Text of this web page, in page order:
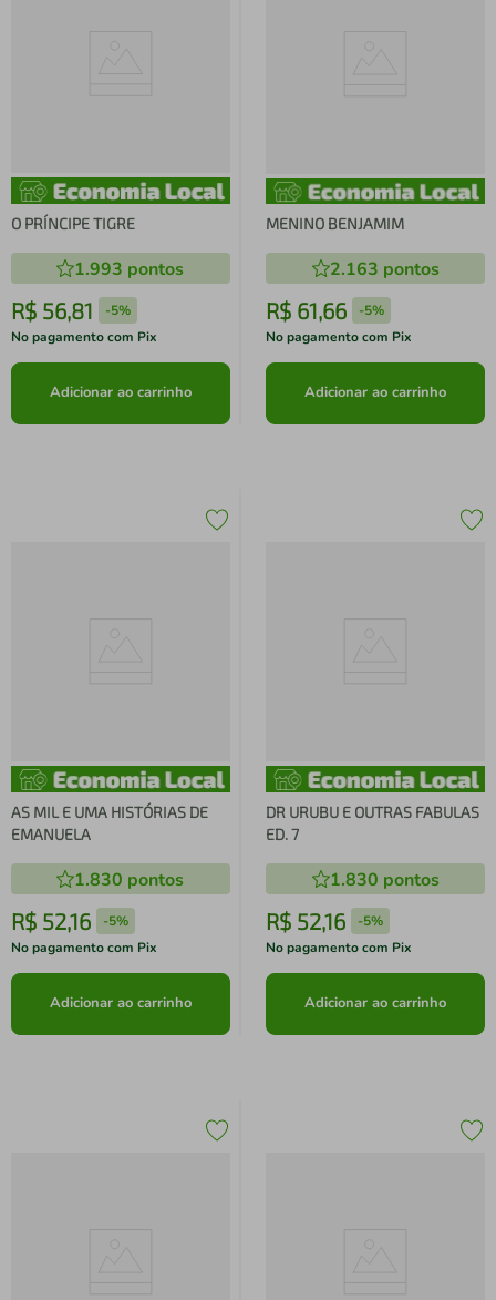
O PRÍNCIPE TIGRE
1.993 pontos
R$ 56,81 -5%
No pagamento com Pix
Adicionar ao carrinho
MENINO BENJAMIM
2.163 pontos
R$ 61,66 -5%
No pagamento com Pix
Adicionar ao carrinho
AS MIL E UMA HISTÓRIAS DE
EMANUELA
1.830 pontos
R$ 52,16 -5%
No pagamento com Pix
Adicionar ao carrinho
DR URUBU E OUTRAS FABULAS
ED. 7
1.830 pontos
R$ 52,16 -5%
No pagamento com Pix
Adicionar ao carrinho